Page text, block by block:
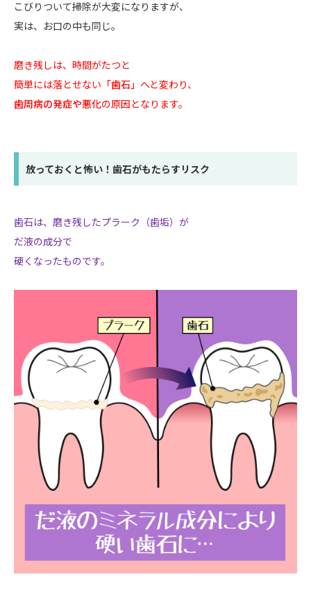
こびりついて掃除が大変になりますが、
実は、お口の中も同じ。
磨き残しは、時間がたつと
簡単には落とせない 「歯石」 へと変わり、
歯周病の発症や悪化の原因となります。
放っておくと怖い！歯石がもたらすリスク
歯石は、磨き残したプラーク（歯垢）が
だ液の成分で
硬くなったものです。